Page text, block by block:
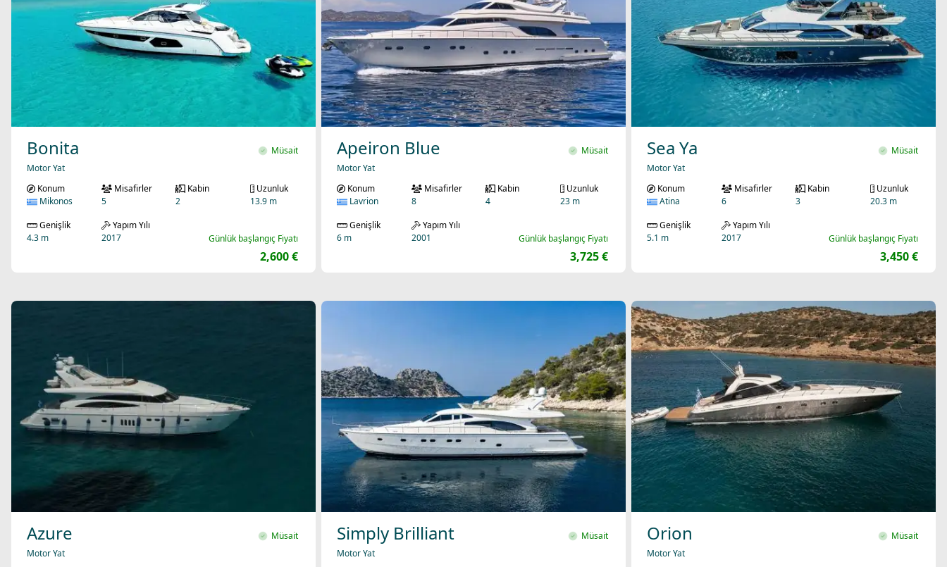
Bonita
Motor Yat
Müsait
Günlük başlangıç Fiyatı
2,600 €
Konum
Mikonos
Misafirler
5
Kabin
2
Uzunluk
13.9 m
Genişlik
4.3 m
Yapım Yılı
2017
Apeiron Blue
Motor Yat
Müsait
Günlük başlangıç Fiyatı
3,725 €
Konum
Lavrion
Misafirler
8
Kabin
4
Uzunluk
23 m
Genişlik
6 m
Yapım Yılı
2001
Sea Ya
Motor Yat
Müsait
Günlük başlangıç Fiyatı
3,450 €
Konum
Atina
Misafirler
6
Kabin
3
Uzunluk
20.3 m
Genişlik
5.1 m
Yapım Yılı
2017
Azure
Motor Yat
Müsait Simply Brilliant
Motor Yat
Müsait Orion
Motor Yat
Müsait